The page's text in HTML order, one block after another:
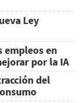
Ley
empleos en
por la IA
del